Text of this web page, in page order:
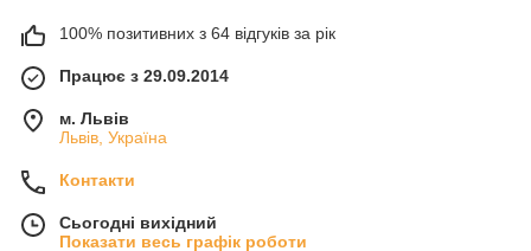
100% позитивних з 64 відгуків за рік
Працює з 29.09.2014
м. Львів
Львів, Україна
Контакти
Сьогодні вихідний
Показати весь графік роботи